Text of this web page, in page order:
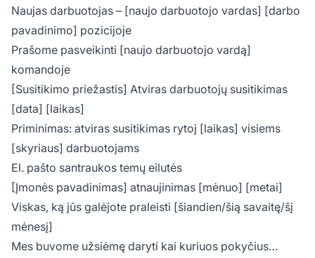
Naujas darbuotojas – [naujo darbuotojo vardas] [darbo
pavadinimo] pozicijoje
Prašome pasveikinti [naujo darbuotojo vardą]
komandoje
[Susitikimo priežastis] Atviras darbuotojų susitikimas
[data] [laikas]
Priminimas: atviras susitikimas rytoj [laikas] visiems
[skyriaus] darbuotojams
El. pašto santraukos temų eilutės
[Įmonės pavadinimas] atnaujinimas [mėnuo] [metai]
Viskas, ką jūs galėjote praleisti [šiandien/šią savaitę/šį
mėnesį]
Mes buvome užsiėmę daryti kai kuriuos pokyčius…